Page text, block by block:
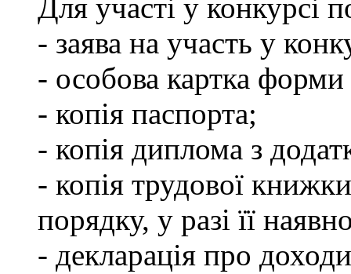
Для участі у конкурсі
- заява на участь у
- особова картка
- копія паспорта;
- копія диплома з
- копія трудової
порядку, у разі її
- декларація про